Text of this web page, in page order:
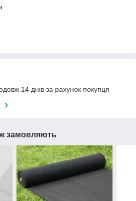
14 днів за рахунок покупця
замовляють